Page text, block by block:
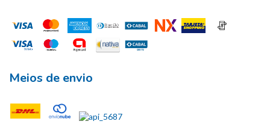
Meios de envio